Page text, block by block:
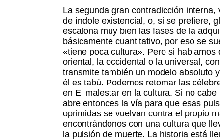
La segunda gran contradicción interna,
de índole existencial, o, si se prefiere,
escalona muy bien las fases de la
básicamente cuantitativo, por eso se
«tiene poca cultura». Pero si hablamos
oriental, la occidental o la universal,
transmite también un modelo absoluto
él es tabú. Podemos retomar las
en El malestar en la cultura. Si no
abre entonces la vía para que esas
oprimidas se vuelvan contra el propio
encontrándonos con una cultura que
la pulsión de muerte. La historia está